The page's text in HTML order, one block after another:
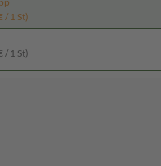
/ 1 St)
/ 1 St)